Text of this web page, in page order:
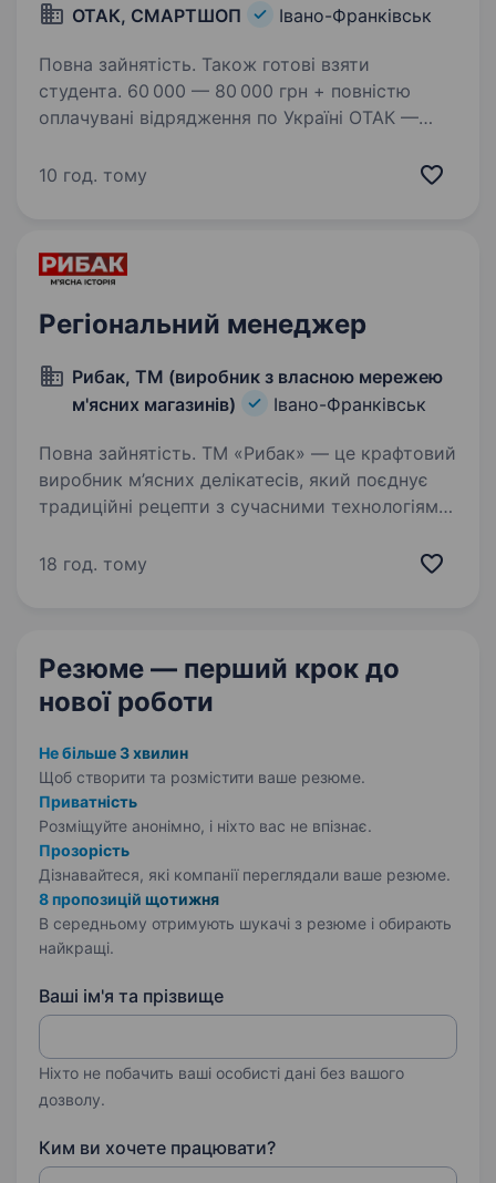
ОТАК, СМАРТШОП
Івано-Франківськ
Повна зайнятість. Також готові взяти
студента. 60 000 — 80 000 грн + повністю
оплачувані відрядження по Україні ОТАК —
заробляти, подорожувати та будувати кар'єру
10 год. тому
Регіональний менеджер
Рибак, ТМ (виробник з власною мережею
м'ясних магазинів)
Івано-Франківськ
Повна зайнятість. ТМ «Рибак» — це крафтовий
виробник м’ясних делікатесів, який поєднує
традиційні рецепти з сучасними технологіями,
власна мережа магазинів дозволяє нам бути
18 год. тому
Резюме — перший крок до
нової роботи
Не більше 3 хвилин
Щоб створити та розмістити ваше резюме.
Приватність
Розміщуйте анонімно, і ніхто вас не впізнає.
Прозорість
Дізнавайтеся, які компанії переглядали ваше резюме.
8 пропозицій щотижня
В середньому отримують шукачі з резюме і обирають
найкращі.
Ваші ім'я та прізвище
Ніхто не побачить ваші особисті дані без вашого
дозволу.
Ким ви хочете працювати?